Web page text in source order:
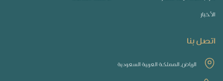
الأخبار
اتصل بنا
الرياض, المملكة العربية السعودية